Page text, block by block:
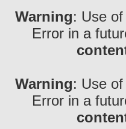
Warning: Use
Error in a
Warning: Use
Error in a